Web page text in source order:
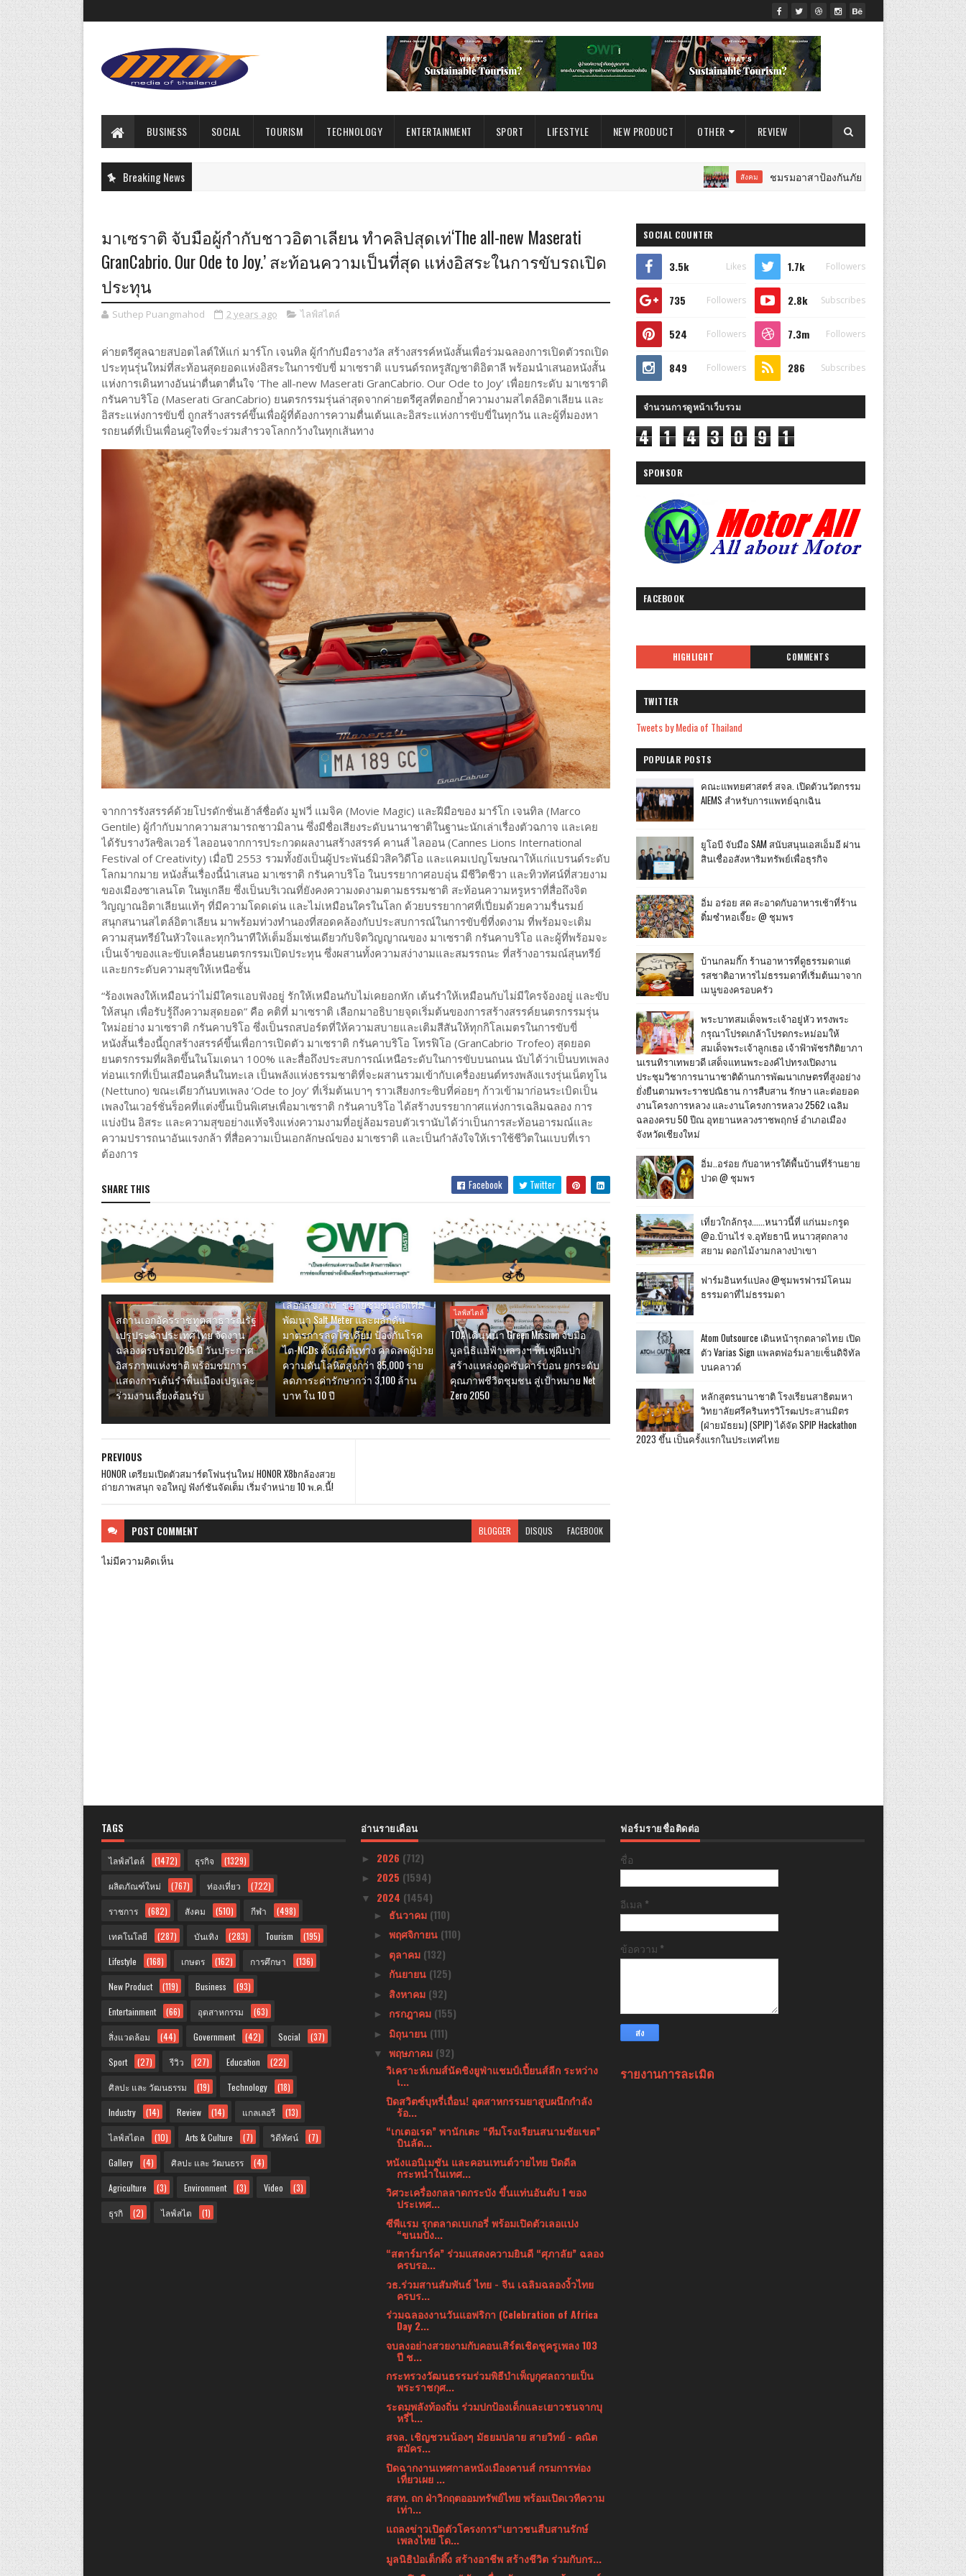
BUSINESS SOCIAL TOURISM TECHNOLOGY ENTERTAINMENT SPORT LIFESTYLE NEW PRODUCT OTHER REVIEW
Breaking News สังคม ชมรมอาสาป้องกันภัย ลงพื้นที่ จ.ราชบุรี จัดกิจกรรม CSR
มาเซราติ จับมือผู้กำกับชาวอิตาเลียน ทำคลิปสุดเท่‘The all-new Maserati
GranCabrio. Our Ode to Joy.’ สะท้อนความเป็นที่สุด แห่งอิสระในการขับรถเปิด
ประทุน
Suthep Puangmahod 2 years ago ไลฟ์สไตล์
ค่ายตรีศูลฉายสปอตไลต์ให้แก่ มาร์โก เจนทิล ผู้กำกับมือรางวัล สร้างสรรค์หนังสั้นเพื่อร่วมฉลองการเปิดตัวรถเปิด
ประทุนรุ่นใหม่ที่สะท้อนสุดยอดแห่งอิสระในการขับขี่ มาเซราติ แบรนด์รถหรูสัญชาติอิตาลี พร้อมนำเสนอหนังสั้น
แห่งการเดินทางอันน่าตื่นตาตื่นใจ ‘The all-new Maserati GranCabrio. Our Ode to Joy’ เพื่อยกระดับ มาเซราติ
กรันคาบริโอ (Maserati GranCabrio) ยนตรกรรมรุ่นล่าสุดจากค่ายตรีศูลที่ตอกย้ำความงามสไตล์อิตาเลียน และ
อิสระแห่งการขับขี่ ถูกสร้างสรรค์ขึ้นเพื่อผู้ที่ต้องการความตื่นเต้นและอิสระแห่งการขับขี่ในทุกวัน และผู้ที่มองหา
รถยนต์ที่เป็นเพื่อนคู่ใจที่จะร่วมสำรวจโลกกว้างในทุกเส้นทาง
จากการรังสรรค์ด้วยโปรดักชั่นเฮ้าส์ชื่อดัง มูฟวี่ แมจิค (Movie Magic) และฝีมือของ มาร์โก เจนทิล (Marco
Gentile) ผู้กำกับมากความสามารถชาวมิลาน ซึ่งมีชื่อเสียงระดับนานาชาติในฐานะนักเล่าเรื่องตัวฉกาจ และเคย
ได้รับรางวัลซิลเวอร์ ไลออนจากการประกวดผลงานสร้างสรรค์ คานส์ ไลออน (Cannes Lions International
Festival of Creativity) เมื่อปี 2553 รวมทั้งยังเป็นผู้ประพันธ์มิวสิควิดีโอ และแคมเปญโฆษณาให้แก่แบรนด์ระดับ
โลกมากมาย หนังสั้นเรื่องนี้นำเสนอ มาเซราติ กรันคาบริโอ ในบรรยากาศอบอุ่น มีชีวิตชีวา และทิวทัศน์ที่สวยงาม
ของเมืองซาเลนโต ในพูเกลีย ซึ่งเป็นบริเวณที่ยังคงความงดงามตามธรรมชาติ สะท้อนความหรูหราที่สื่อถึงจิต
วิญญาณอิตาเลียนแท้ๆ ที่มีความโดดเด่น และไม่เหมือนใครในโลก ด้วยบรรยากาศที่เปี่ยมด้วยความรื่นรมย์
สนุกสนานสไตล์อิตาเลียน มาพร้อมท่วงทำนองที่สอดคล้องกับประสบการณ์ในการขับขี่ที่งดงาม ที่พร้อมจะเติม
ความสุนทรีย์ในหัวใจและทุกวินาทีให้เต็มอิ่มเช่นเดียวกับจิตวิญญาณของ มาเซราติ กรันคาบริโอ และผู้ที่พร้อมจะ
เป็นเจ้าของและขับเคลื่อนยนตรกรรมเปิดประทุน ซึ่งผสานทั้งความสง่างามและสมรรถนะ ที่สร้างอารมณ์สุนทรีย์
และยกระดับความสุขให้เหนือชั้น
“ร้องเพลงให้เหมือนว่าไม่มีใครแอบฟังอยู่ รักให้เหมือนกับไม่เคยอกหัก เต้นรำให้เหมือนกับไม่มีใครจ้องอยู่ และขับ
ให้สนุก เพื่อรับรู้ถึงความสุดยอด” คือ คติที่ มาเซราติ เลือกมาอธิบายจุดเริ่มต้นของการสร้างสรรค์ยนตรกรรมรุ่น
ใหม่อย่าง มาเซราติ กรันคาบริโอ ซึ่งเป็นรถสปอร์ตที่ให้ความสบายและเติมสีสันให้ทุกกิโลเมตรในการขับขี่
หนังสั้นเรื่องนี้ถูกสร้างสรรค์ขึ้นเพื่อการเปิดตัว มาเซราติ กรันคาบริโอ โทรฟิโอ (GranCabrio Trofeo) สุดยอด
ยนตรกรรมที่ผลิตขึ้นในโมเดนา 100% และสื่อถึงประสบการณ์เหนือระดับในการขับบนถนน นับได้ว่าเป็นบทเพลง
ท่อนแรกที่เป็นเสมือนคลื่นในทะเล เป็นพลังแห่งธรรมชาติที่จะผสานรวมเข้ากับเครื่องยนต์ทรงพลังแรงรุ่นเน็ตทูโน
(Nettuno) ขณะเดียวกันบทเพลง ‘Ode to Joy’ ที่เริ่มต้นเบาๆ ราวเสียงกระซิบที่ค่อยๆ ก้าวเข้ามาก่อนระเบิดเป็น
เพลงในเวอร์ชั่นร็อคที่แต่งขึ้นเป็นพิเศษเพื่อมาเซราติ กรันคาบริโอ ได้สร้างบรรยากาศแห่งการเฉลิมฉลอง การ
แบ่งปัน อิสระ และความสุขอย่างแท้จริงแห่งความงามที่อยู่ล้อมรอบตัวเรานับได้ว่าเป็นการสะท้อนอารมณ์และ
ความปรารถนาอันแรงกล้า ที่สื่อความเป็นเอกลักษณ์ของ มาเซราติ และเป็นกำลังใจให้เราใช้ชีวิตในแบบที่เรา
ต้องการ
SHARE THIS Facebook Twitter
ไลฟ์สไตล์
สถานเอกอัครราชทูตสาธารณรัฐ
เปรูประจำประเทศไทย จัดงาน
ฉลองครบรอบ 205 ปี วันประกาศ
อิสรภาพแห่งชาติ พร้อมชมการ
แสดงการเต้นรำพื้นเมืองเปรูและ
ร่วมงานเลี้ยงต้อนรับ
ไลฟ์สไตล์
เครือข่ายลดบริโภคเค็ม ชี้ผู้ป่วยโรค
ไตเรื้อรังไทยทะลุ 1 ล้านคน ชู สสส.
เดินหน้าขับเคลื่อนสังคมลดเค็มผ่าน
เลือกสุขภาพ" ขยายชุมชนลดเค็ม
พัฒนา Salt Meter และผลักดัน
มาตรการลดโซเดียม ป้องกันโรค
ไต-NCDs ตั้งแต่ต้นทาง คาดลดผู้ป่วย
ความดันโลหิตสูงกว่า 85,000 ราย
ลดภาระค่ารักษากว่า 3,100 ล้าน
บาท ใน 10 ปี
ไลฟ์สไตล์
TOA เดินหน้า Green Mission จับมือ
มูลนิธิแม่ฟ้าหลวงฯ ฟื้นฟูผืนป่า
สร้างแหล่งดูดซับคาร์บอน ยกระดับ
คุณภาพชีวิตชุมชน สู่เป้าหมาย Net
Zero 2050
PREVIOUS
HONOR เตรียมเปิดตัวสมาร์ตโฟนรุ่นใหม่ HONOR X8bกล้องสวย
ถ่ายภาพสนุก จอใหญ่ ฟังก์ชันจัดเต็ม เริ่มจำหน่าย 10 พ.ค.นี้!
POST COMMENT BLOGGER DISQUS FACEBOOK
ไม่มีความคิดเห็น
SOCIAL COUNTER
3.5k Likes 1.7k Followers
735 Followers 2.8k Subscribes
524 Followers 7.3m Followers
849 Followers 286 Subscribes
จำนวนการดูหน้าเว็บรวม
4 1 4 3 0 9 1
SPONSOR
FACEBOOK
HIGHLIGHT COMMENTS
TWITTER
Tweets by Media of Thailand
POPULAR POSTS
คณะแพทยศาสตร์ สจล. เปิดตัวนวัตกรรม
AIEMS สำหรับการแพทย์ฉุกเฉิน
ยูโอบี จับมือ SAM สนับสนุนเอสเอ็มอี ผ่าน
สินเชื่ออสังหาริมทรัพย์เพื่อธุรกิจ
อิ่ม อร่อย สด สะอาดกับอาหารเช้าที่ร้าน
ติ๋มซำหอเจี๊ยะ @ ชุมพร
บ้านกลมกิ๊ก ร้านอาหารที่ดูธรรมดาแต่
รสชาติอาหารไม่ธรรมดาที่เริ่มต้นมาจาก
เมนูของครอบครัว
พระบาทสมเด็จพระเจ้าอยู่หัว ทรงพระ
กรุณาโปรดเกล้าโปรดกระหม่อมให้
สมเด็จพระเจ้าลูกเธอ เจ้าฟ้าพัชรกิติยาภา
นเรนทิราเทพยวดี เสด็จแทนพระองค์ไปทรงเปิดงาน
ประชุมวิชาการนานาชาติด้านการพัฒนาเกษตรที่สูงอย่าง
ยั่งยืนตามพระราชปณิธาน การสืบสาน รักษา และต่อยอด
งานโครงการหลวง และงานโครงการหลวง 2562 เฉลิม
ฉลองครบ 50 ปีณ อุทยานหลวงราชพฤกษ์ อำเภอเมือง
จังหวัดเชียงใหม่
อิ่ม..อร่อย กับอาหารใต้พื้นบ้านที่ร้านยาย
ปวด @ ชุมพร
เที่ยวใกล้กรุง......หนาวนี้ที่ แก่นมะกรูด
@อ.บ้านไร่ จ.อุทัยธานี หนาวสุดกลาง
สยาม ดอกไม้งามกลางป่าเขา
ฟาร์มอินทร์แปลง @ชุมพรฟารม์โคนม
ธรรมดาที่ไม่ธรรมดา
Atom Outsource เดินหน้ารุกตลาดไทย เปิด
ตัว Varias Sign แพลตฟอร์มลายเซ็นดิจิทัล
บนคลาวด์
หลักสูตรนานาชาติ โรงเรียนสาธิตมหา
วิทยาลัยศรีครินทรวิโรฒประสานมิตร
(ฝ่ายมัธยม) (SPIP) ได้จัด SPIP Hackathon
2023 ขึ้น เป็นครั้งแรกในประเทศไทย
TAGS
ไลฟ์สไตล์ (1472) ธุรกิจ (1329)
ผลิตภัณฑ์ใหม่ (767) ท่องเที่ยว (722)
ราชการ (682) สังคม (510) กีฬา (498)
เทคโนโลยี (287) บันเทิง (283) Tourism (195)
Lifestyle (168) เกษตร (162) การศึกษา (136)
New Product (119) Business (93)
Entertainment (66) อุตสาหกรรม (63)
สิ่งแวดล้อม (44) Government (42) Social (37)
Sport (27) รีวิว (27) Education (22)
ศิลปะ และ วัฒนธรรม (19) Technology (18)
Industry (14) Review (14) แกลเลอรี (13)
ไลฟ์สไตล (10) Arts & Culture (7) วิดีทัศน์ (7)
Gallery (4) ศิลปะ และ วัฒนธรร (4)
Agriculture (3) Environment (3) Video (3)
ธุรกิ (2) ไลฟ์สไต (1)
อ่านรายเดือน
► 2026 (712)
► 2025 (1594)
▼ 2024 (1454)
► ธันวาคม (110)
► พฤศจิกายน (110)
► ตุลาคม (132)
► กันยายน (125)
► สิงหาคม (92)
► กรกฎาคม (155)
► มิถุนายน (111)
▼ พฤษภาคม (92)
วิเคราะห์เกมส์นัดชิงยูฟ่าแชมป์เปี้ยนส์ลีก ระหว่าง
เ...
ปิดสวิตซ์บุหรี่เถื่อน! อุตสาหกรรมยาสูบผนึกกำลัง
ร้อ...
“เกเตอเรด” พานักเตะ “ทีมโรงเรียนสนามชัยเขต”
บินลัด...
หนังแอนิเมชัน และคอนเทนต์วายไทย ปิดดีล
กระหน่ำในเทศ...
วิศวะเครื่องกลลาดกระบัง ขึ้นแท่นอันดับ 1 ของ
ประเทศ...
ซีพีแรม รุกตลาดเบเกอรี่ พร้อมเปิดตัวเลอแปง
“ขนมปัง...
“สตาร์มาร์ค” ร่วมแสดงความยินดี “ศุภาลัย” ฉลอง
ครบรอ...
วธ.ร่วมสานสัมพันธ์ ไทย - จีน เฉลิมฉลองงิ้วไทย
ครบร...
ร่วมฉลองงานวันแอฟริกา (Celebration of Africa
Day 2...
จบลงอย่างสวยงามกับคอนเสิร์ตเชิดชูครูเพลง 103
ปี ช...
กระทรวงวัฒนธรรมร่วมพิธีบำเพ็ญกุศลถวายเป็น
พระราชกุศ...
ระดมพลังท้องถิ่น ร่วมปกป้องเด็กและเยาวชนจากบุ
หรี่ไ...
สจล. เชิญชวนน้องๆ มัธยมปลาย สายวิทย์ - คณิต
สมัคร...
ปิดฉากงานเทศกาลหนังเมืองคานส์ กรมการท่อง
เที่ยวเผย ...
สสท. ถก ฝ่าวิกฤตออมทรัพย์ไทย พร้อมเปิดเวทีความ
เท่า...
แถลงข่าวเปิดตัวโครงการ“เยาวชนสืบสานรักษ์
เพลงไทย โด...
มูลนิธิป่อเต็กตึ๊ง สร้างอาชีพ สร้างชีวิต ร่วมกับกร...
ฟอร์มรายชื่อติดต่อ
ชื่อ
อีเมล *
ข้อความ *
รายงานการละเมิด